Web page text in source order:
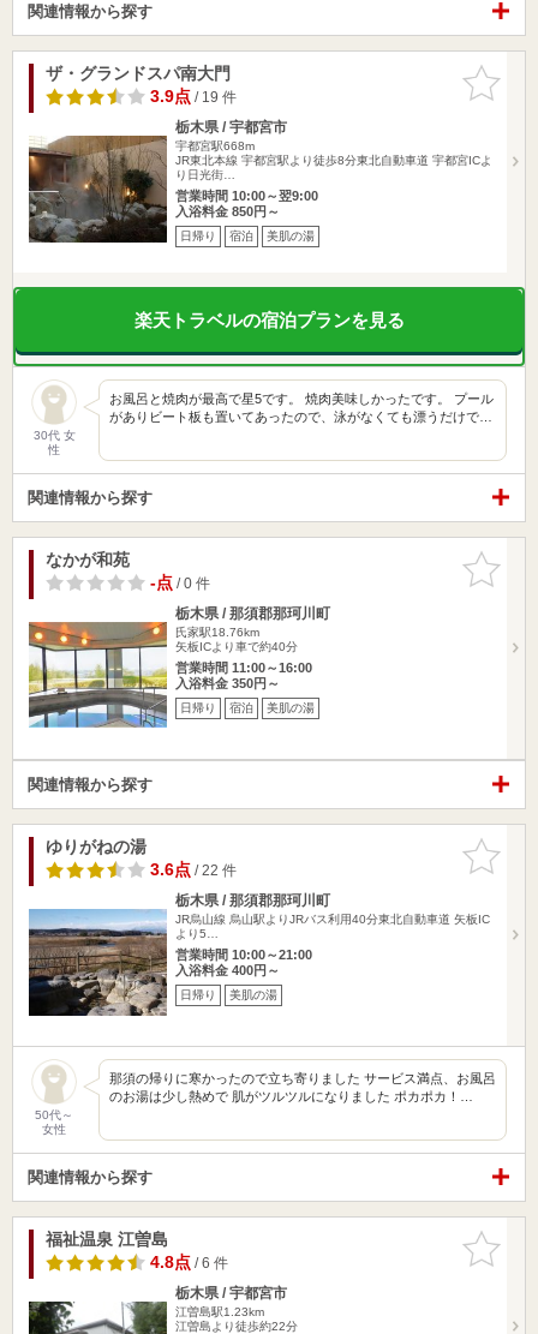
関連情報から探す
お気に入
りに追加
ザ・グランドスパ南大門
3.9点/ 19 件
栃木県 / 宇都宮市
宇都宮駅668m
JR東北本線 宇都宮駅より徒歩8分東北自動車道 宇都宮ICよ
り日光街…
営業時間 10:00～翌9:00
入浴料金 850円～
日帰り 宿泊 美肌の湯
楽天トラベルの宿泊プランを見る
30代 女
性
お風呂と焼肉が最高で星5です。 焼肉美味しかったです。 プール
がありビート板も置いてあったので、泳がなくても漂うだけで…
関連情報から探す
お気に入
りに追加
なかが和苑
-点/ 0 件
栃木県 / 那須郡那珂川町
氏家駅18.76km
矢板ICより車で約40分
営業時間 11:00～16:00
入浴料金 350円～
日帰り 宿泊 美肌の湯
関連情報から探す
お気に入
りに追加
ゆりがねの湯
3.6点/ 22 件
栃木県 / 那須郡那珂川町
JR烏山線 烏山駅よりJRバス利用40分東北自動車道 矢板IC
より5…
営業時間 10:00～21:00
入浴料金 400円～
日帰り 美肌の湯
50代～
女性
那須の帰りに寒かったので立ち寄りました サービス満点、お風呂
のお湯は少し熱めで 肌がツルツルになりました ポカポカ！…
関連情報から探す
お気に入
りに追加
福祉温泉 江曽島
4.8点/ 6 件
栃木県 / 宇都宮市
江曽島駅1.23km
江曽島より徒歩約22分